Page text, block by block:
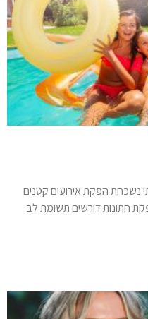
נשכחת הפקת אירועים קטנים
חתונות דורשים תשומת לב